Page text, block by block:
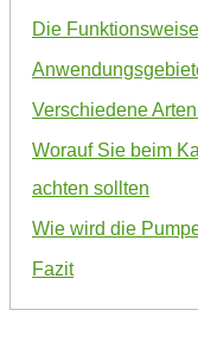
Die
Verschiedene
Worauf Sie beim
achten sollten
Wie wird die
Fazit